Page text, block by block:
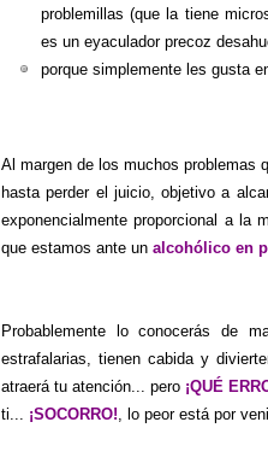
problemillas (que la tiene
es un eyaculador precoz
porque simplemente les gusta
Al margen de los muchos problemas
hasta perder el juicio, objetivo a
exponencialmente proporcional a la
que estamos ante un alcohólico en
Probablemente lo conocerás de
estrafalarias, tienen cabida y
atraerá tu atención... pero ¡QUÉ
ti... ¡SOCORRO!, lo peor está por